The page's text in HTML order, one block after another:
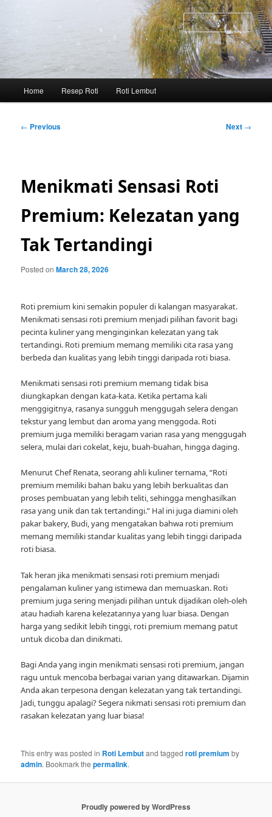
content
Home Resep Roti Roti Lembut
Post
← Previous Next →
Menikmati Sensasi Roti
Premium: Kelezatan yang
Tak Tertandingi
Posted onMarch 28, 2026
Roti premium kini semakin populer di kalangan masyarakat.
Menikmati sensasi roti premium menjadi pilihan favorit bagi
pecinta kuliner yang menginginkan kelezatan yang tak
tertandingi. Roti premium memang memiliki cita rasa yang
berbeda dan kualitas yang lebih tinggi daripada roti biasa.
Menikmati sensasi roti premium memang tidak bisa
diungkapkan dengan kata-kata. Ketika pertama kali
menggigitnya, rasanya sungguh menggugah selera dengan
tekstur yang lembut dan aroma yang menggoda. Roti
premium juga memiliki beragam varian rasa yang menggugah
selera, mulai dari cokelat, keju, buah-buahan, hingga daging.
Menurut Chef Renata, seorang ahli kuliner ternama, “Roti
premium memiliki bahan baku yang lebih berkualitas dan
proses pembuatan yang lebih teliti, sehingga menghasilkan
rasa yang unik dan tak tertandingi.” Hal ini juga diamini oleh
pakar bakery, Budi, yang mengatakan bahwa roti premium
memang memiliki standar kualitas yang lebih tinggi daripada
roti biasa.
Tak heran jika menikmati sensasi roti premium menjadi
pengalaman kuliner yang istimewa dan memuaskan. Roti
premium juga sering menjadi pilihan untuk dijadikan oleh-oleh
atau hadiah karena kelezatannya yang luar biasa. Dengan
harga yang sedikit lebih tinggi, roti premium memang patut
untuk dicoba dan dinikmati.
Bagi Anda yang ingin menikmati sensasi roti premium, jangan
ragu untuk mencoba berbagai varian yang ditawarkan. Dijamin
Anda akan terpesona dengan kelezatan yang tak tertandingi.
Jadi, tunggu apalagi? Segera nikmati sensasi roti premium dan
rasakan kelezatan yang luar biasa!
This entry was posted in Roti Lembutand taggedroti premium by
admin. Bookmark thepermalink.
Proudly powered by WordPress